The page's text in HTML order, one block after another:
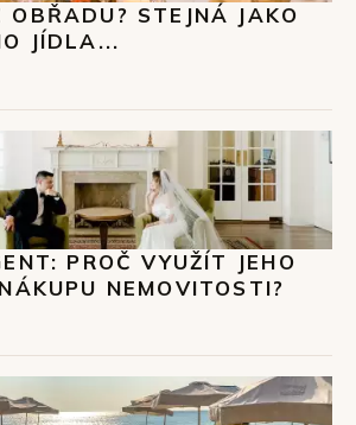
STEJNÁ JAKO
JÍDLA...
PROČ VYUŽÍT JEHO
NEMOVITOSTI?